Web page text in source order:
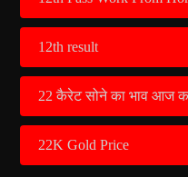
12th result
22 कैरेट सोने का भाव आज
22K Gold Price